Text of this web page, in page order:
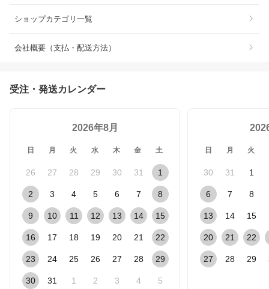
ショップカテゴリ一覧
会社概要（支払・配送方法）
受注・発送カレンダー
2026年8月
日 月 火 水 木 金 土
26 27 28 29 30 31 1
2 3 4 5 6 7 8
9 10 11 12 13 14 15
16 17 18 19 20 21 22
23 24 25 26 27 28 29
30 31 1 2 3 4 5
日 月 火
30 31 1
6 7 8
13 14 15
20 21 22
27 28 29